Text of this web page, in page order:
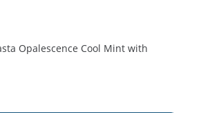
Opalescence Cool Mint with